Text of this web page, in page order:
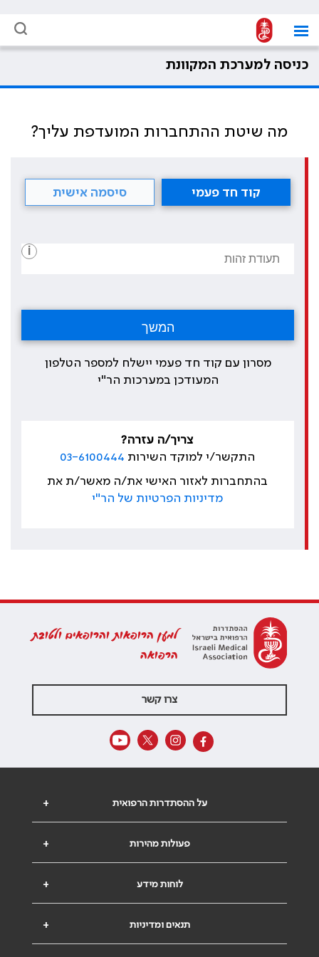
כניסה למערכת המקוונת
מה שיטת ההתחברות המועדפת עליך?
קוד חד פעמי סיסמה אישית
i
מסרון עם קוד חד פעמי יישלח למספר הטלפון
המעודכן במערכות הר"י
צריך/ה עזרה?
התקשר/י למוקד השירות 03-6100444
בהתחברות לאזור האישי את/ה מאשר/ת את
מדיניות הפרטיות של הר"י
למען הרופאות והרופאים ולטובת
הרפואה
צרו קשר
+ על ההסתדרות הרפואית
+ פעולות מהירות
+ לוחות מידע
+ תנאים ומדיניות